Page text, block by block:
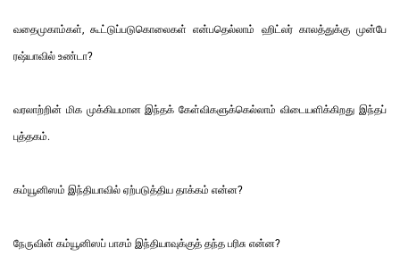
வதைமுகாம்கள், கூட்டுப்படுகொலைகள் என்பதெல்லாம் ஹிட்லர் காலத்துக்கு முன்பே
ரஷ்யாவில் உண்டா?
வரலாற்றின் மிக முக்கியமான இந்தக் கேள்விகளுக்கெல்லாம் விடையளிக்கிறது இந்தப்
புத்தகம்.
கம்யூனிஸம் இந்தியாவில் ஏற்படுத்திய தாக்கம் என்ன?
நேருவின் கம்யூனிஸப் பாசம் இந்தியாவுக்குத் தந்த பரிசு என்ன?